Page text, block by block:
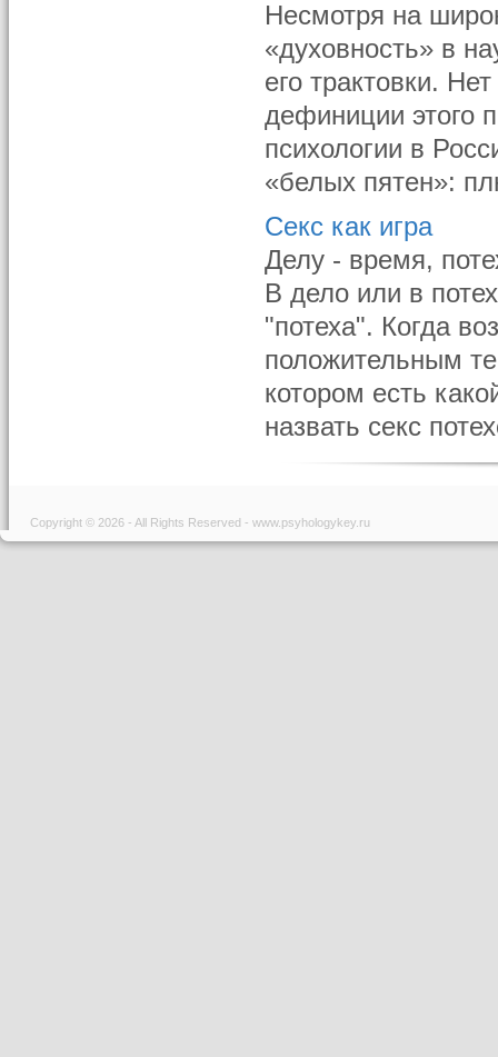
Несмотря на
«духовность» в
его трактовки.
дефиниции этого
психологии в
«белых пятен»:
Секс как игра
Делу - время,
В дело или в
"потеха". Когда
положительным
котором есть
назвать секс
Copyright © 2026 - All Rights Reserved - www.psyhologykey.ru